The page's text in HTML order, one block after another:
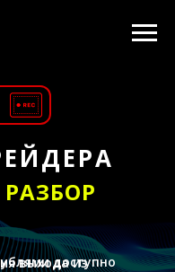
выхода из
доступно